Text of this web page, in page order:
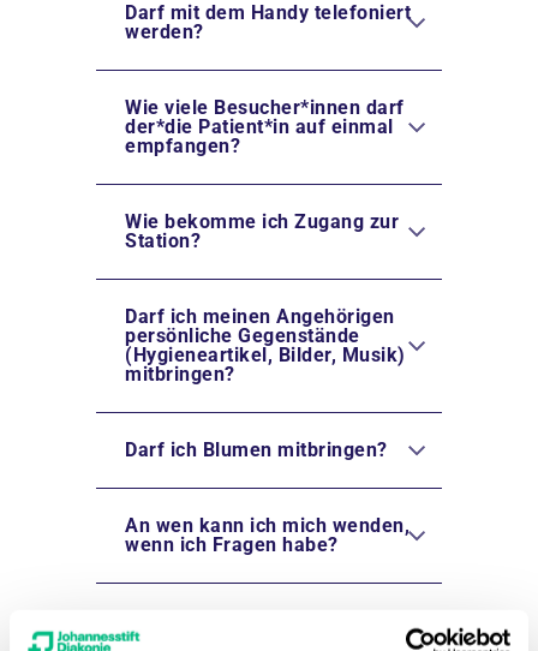
Darf mit dem Handy telefoniert
werden?
Wie viele Besucher*innen darf
der*die Patient*in auf einmal
empfangen?
Wie bekomme ich Zugang zur
Station?
Darf ich meinen Angehörigen
persönliche Gegenstände
(Hygieneartikel, Bilder, Musik)
mitbringen?
Darf ich Blumen mitbringen?
An wen kann ich mich wenden,
wenn ich Fragen habe?
Auskünfte über meine*n